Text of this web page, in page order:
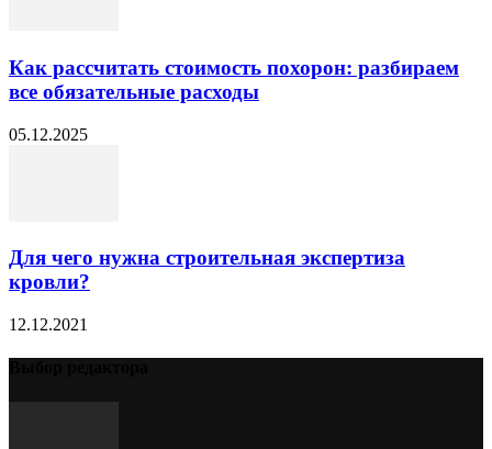
Как рассчитать стоимость похорон: разбираем
все обязательные расходы
05.12.2025
Для чего нужна строительная экспертиза
кровли?
12.12.2021